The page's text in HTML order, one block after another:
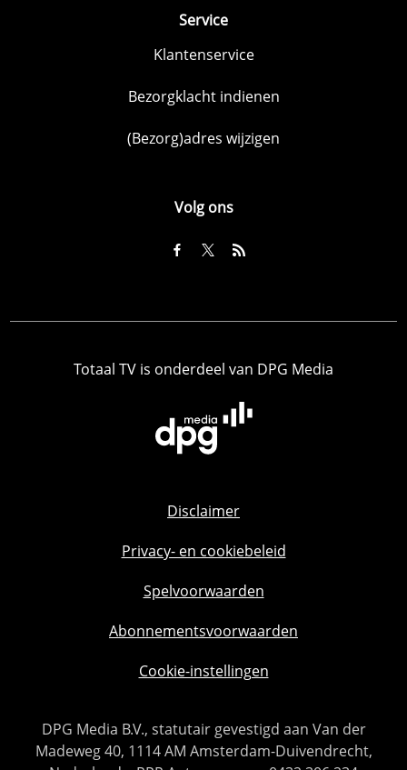
Service
Klantenservice
Bezorgklacht indienen
(Bezorg)adres wijzigen
Volg ons
Totaal TV is onderdeel van DPG Media
Disclaimer
Privacy- en cookiebeleid
Spelvoorwaarden
Abonnementsvoorwaarden
Cookie-instellingen
DPG Media B.V., statutair gevestigd aan Van der
Madeweg 40, 1114 AM Amsterdam-Duivendrecht,